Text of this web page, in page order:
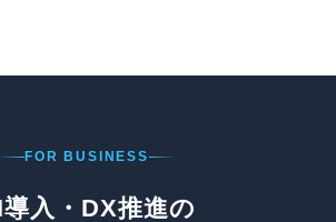
FOR BUSINESS
入・DX推進の